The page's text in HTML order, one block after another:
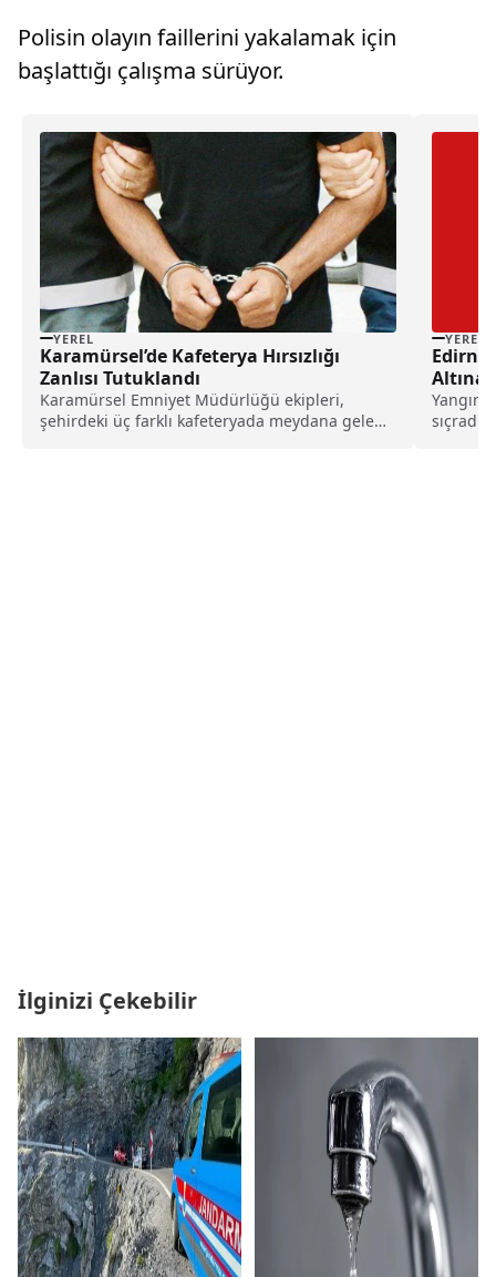
Polisin olayın faillerini yakalamak için
başlattığı çalışma sürüyor.
YEREL
Karamürsel’de Kafeterya Hırsızlığı
Zanlısı Tutuklandı
Karamürsel Emniyet Müdürlüğü ekipleri,
şehirdeki üç farklı kafeteryada meydana gelen
YEREL
Altına
Yangın
İlginizi Çekebilir